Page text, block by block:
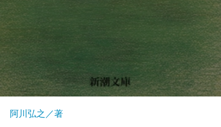
阿川弘之／著